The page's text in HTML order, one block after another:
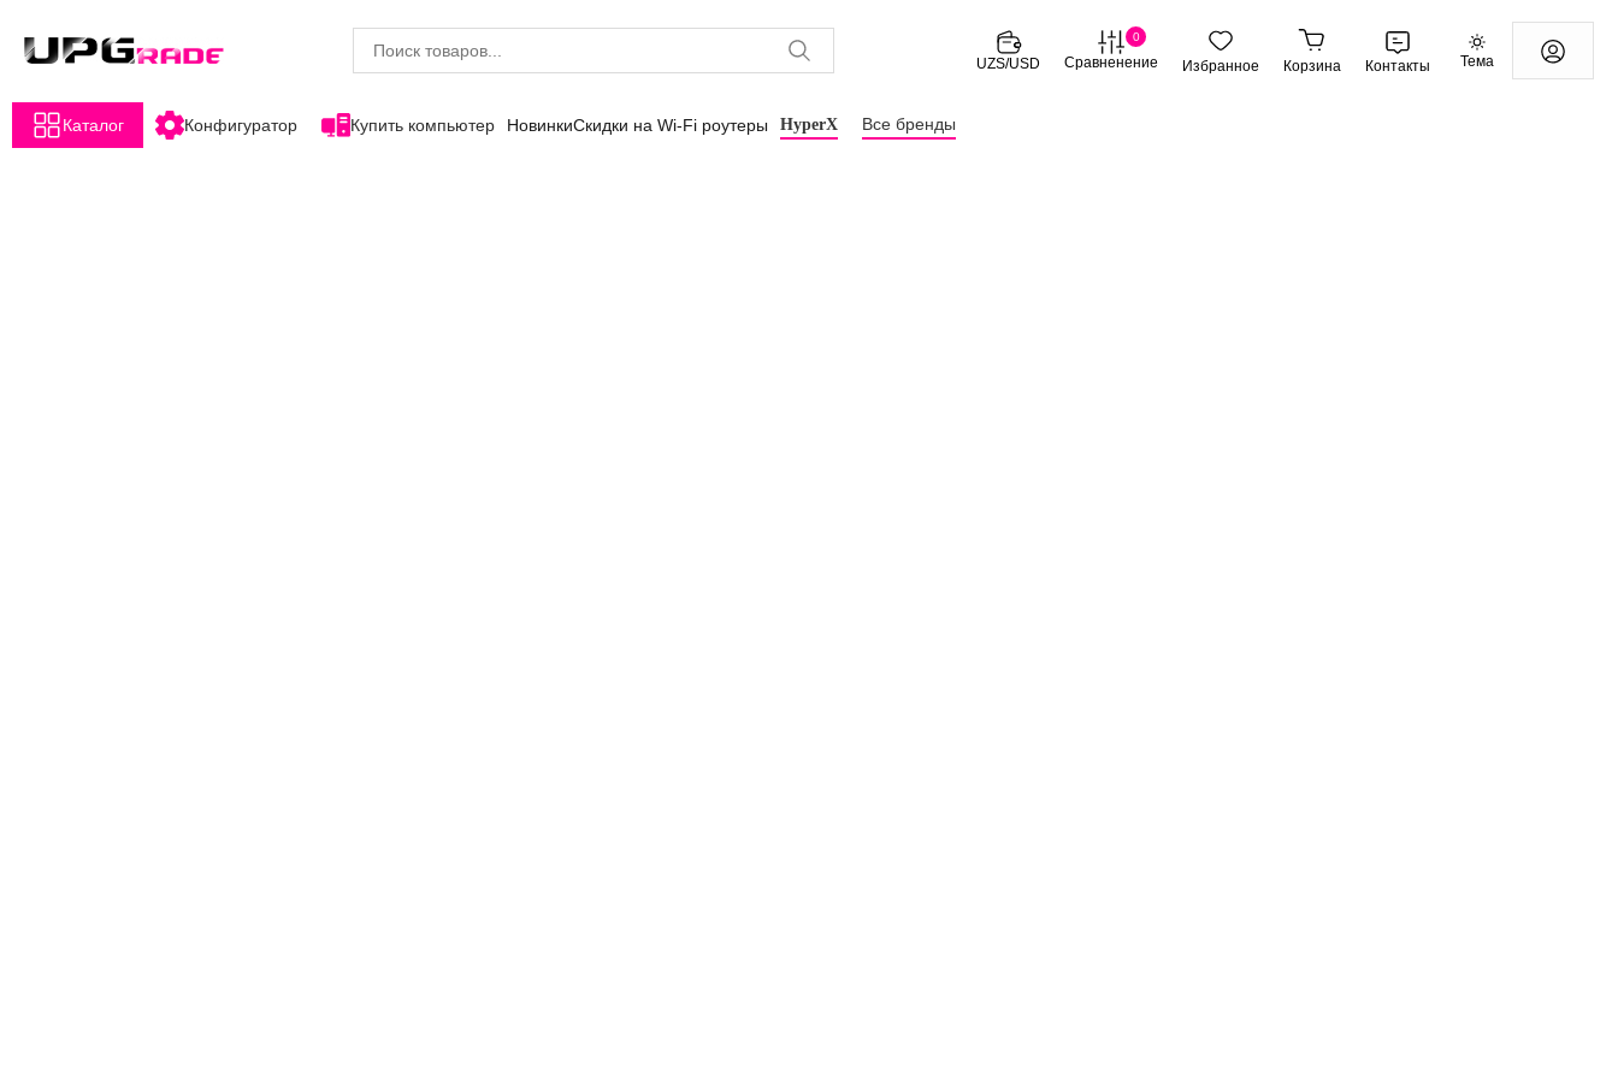
UZS/USD
0
Сравненение Избранное Корзина Контакты Тема
Каталог Конфигуратор Купить компьютер НовинкиСкидки на Wi-Fi роутеры HyperX Все бренды